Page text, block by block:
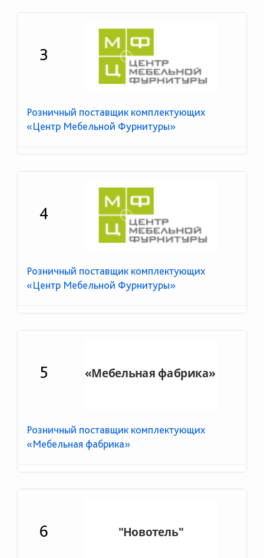
3
Розничный поставщик комплектующих
«Центр Мебельной Фурнитуры»
4
Розничный поставщик комплектующих
«Центр Мебельной Фурнитуры»
5
Розничный поставщик комплектующих
«Мебельная фабрика»
6